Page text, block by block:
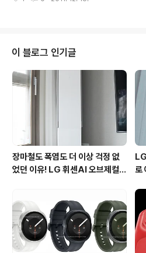
앱스토어에 명함을 관리하는 앱이 많아서 몇개
설치해본적이 있는데요. 마음에 드는 명함관리
기는 쉽지 않더군요. 이번에 소개해드릴 애플
단순히 명함을 스캔하는 기능만 있는게 아니라
서비스, SNS와 연계해 자동으로 주소록과 스
업하고, 연동이 되는 WESCAN..
이 블로그 인기글
장마철도 폭염도 더 이상 걱정 없
었던 이유! LG 휘센AI 오브제컬렉
로